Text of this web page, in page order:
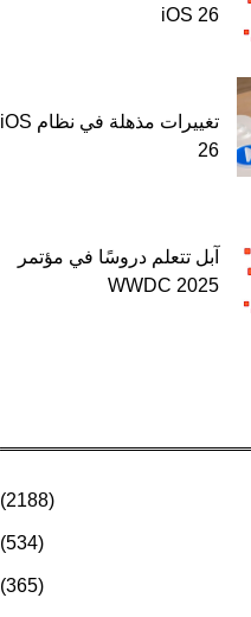
iOS 26
تغييرات مذهلة في نظام iOS
26
آبل تتعلم دروسًا في مؤتمر
WWDC 2025
(2188)
(534)
(365)